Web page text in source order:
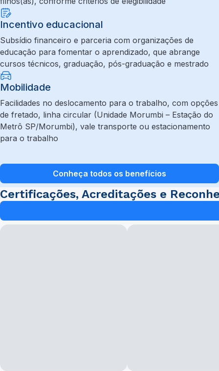
Incentivo educacional
Subsídio financeiro e parceria com organizações de
educação para fomentar o aprendizado, que abrange
cursos técnicos, graduação, pós-graduação e mestrado
Mobilidade
Facilidades no deslocamento para o trabalho, com opções
de fretado, linha circular (Unidade Morumbi – Estação do
Metrô SP/Morumbi), vale transporte ou estacionamento
para o trabalho
Conheça todos os benefícios
Certificações, Acreditações e